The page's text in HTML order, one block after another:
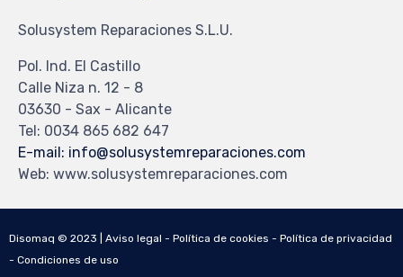
Solusystem Reparaciones S.L.U.
Pol. Ind. El Castillo
Calle Niza n. 12 - 8
03630 - Sax - Alicante
Tel: 0034 865 682 647
E-mail: info@solusystemreparaciones.com
Web: www.solusystemreparaciones.com
Disomaq © 2023 | Aviso legal - Política de cookies - Política de privacidad
- Condiciones de uso